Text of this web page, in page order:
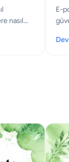
nasıl
Kutunuz Bozulmaz
E-
: